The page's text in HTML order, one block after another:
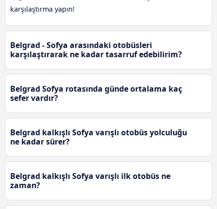
karşılaştırma yapın!
Belgrad - Sofya arasındaki otobüsleri
karşılaştırarak ne kadar tasarruf edebilirim?
Belgrad Sofya rotasında günde ortalama kaç
sefer vardır?
Belgrad kalkışlı Sofya varışlı otobüs yolculuğu
ne kadar sürer?
Belgrad kalkışlı Sofya varışlı ilk otobüs ne
zaman?